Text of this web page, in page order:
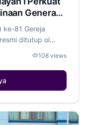
Generasi
ke-81
Inovasi
Muda
ke-81 Gereja
ditutup ol...
108 views